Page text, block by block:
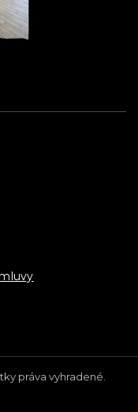
práva vyhradené.